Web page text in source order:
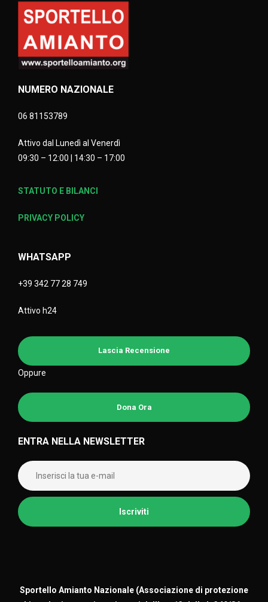
NUMERO NAZIONALE
06 81153789
Attivo dal Lunedì al Venerdì
09:30 – 12:00 | 14:30 – 17:00
STATUTO E BILANCI
PRIVACY POLICY
WHATSAPP
+39 342 77 28 749
Attivo h24
Lascia Recensione
Oppure
Dona Ora
ENTRA NELLA NEWSLETTER
Sportello Amianto Nazionale (Associazione di protezione